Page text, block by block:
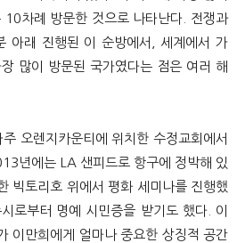
10차례 방문한 것으로 나타난다. 전쟁과
아래 진행된 이 순방에서, 세계에서 가
많이 방문된 국가였다는 점은 여러 해
오렌지카운티에 위치한 수정교회에서
년에는 LA 샌피드로 항구에 정박해 있
빅토리호 위에서 평화 세미나를 진행했
로부터 명예 시민증을 받기도 했다. 이
이만희에게 얼마나 중요한 상징적 공간